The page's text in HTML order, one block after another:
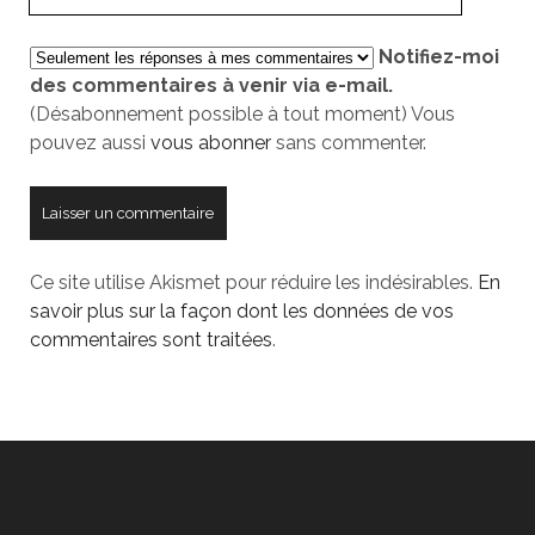
votre
site
Notifiez-moi
des commentaires à venir via e-mail.
(Désabonnement possible à tout moment) Vous
pouvez aussi vous abonnersans commenter.
Ce site utilise Akismet pour réduire les indésirables. En
savoir plus sur la façon dont les données de vos
commentaires sont traitées.